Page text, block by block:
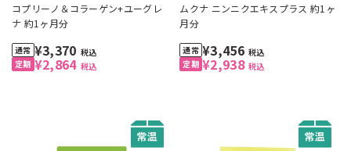
コプリーノ＆コラーゲン+ユーグレ
ナ 約1ヶ月分
¥2,864 税込
¥3,370 税込
ムクナ ニンニクエキスプラス 約1ヶ
月分
¥2,938 税込
¥3,456 税込